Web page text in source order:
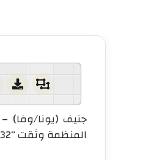
جنيف (يونا/وفا)
المنظمة وثقت “32 وفاة في غزة نتيجة سوء التغذية منها 28 حالة لأطفال دون سن الخامسة”.